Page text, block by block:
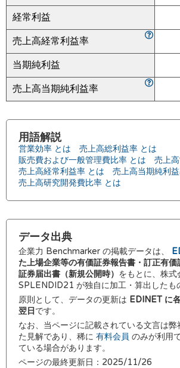
経常利益
売上高経常利益率
当期純利益
売上高当期純利益率
用語解説
営業効率 とは
売上高総利益率 とは
販売費および一般管理費比率 とは
売上
売上高経常利益率 とは
売上高当期純利
売上高研究開発費比率 とは
データ出典
企業力 Benchmarker の掲載データは、
た上場企業等の有価証券報告書・訂正有
証券届出書（新規公開時） をもとに、株式
SPLENDID21 が独自に加工・算出したも
原則として、データの更新は EDINET に
翌日 です。
なお、当ページに記載されている文言は弊
た見解であり、稀に 有料会員 のみが利用
ている場合があります。
ページの最終更新日：2025/11/26